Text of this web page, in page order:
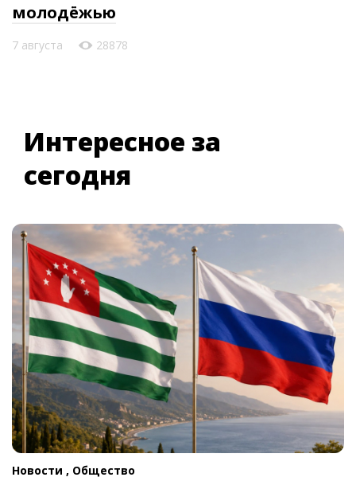
молодёжью
7 августа 28878
Интересное за
сегодня
Новости , Общество